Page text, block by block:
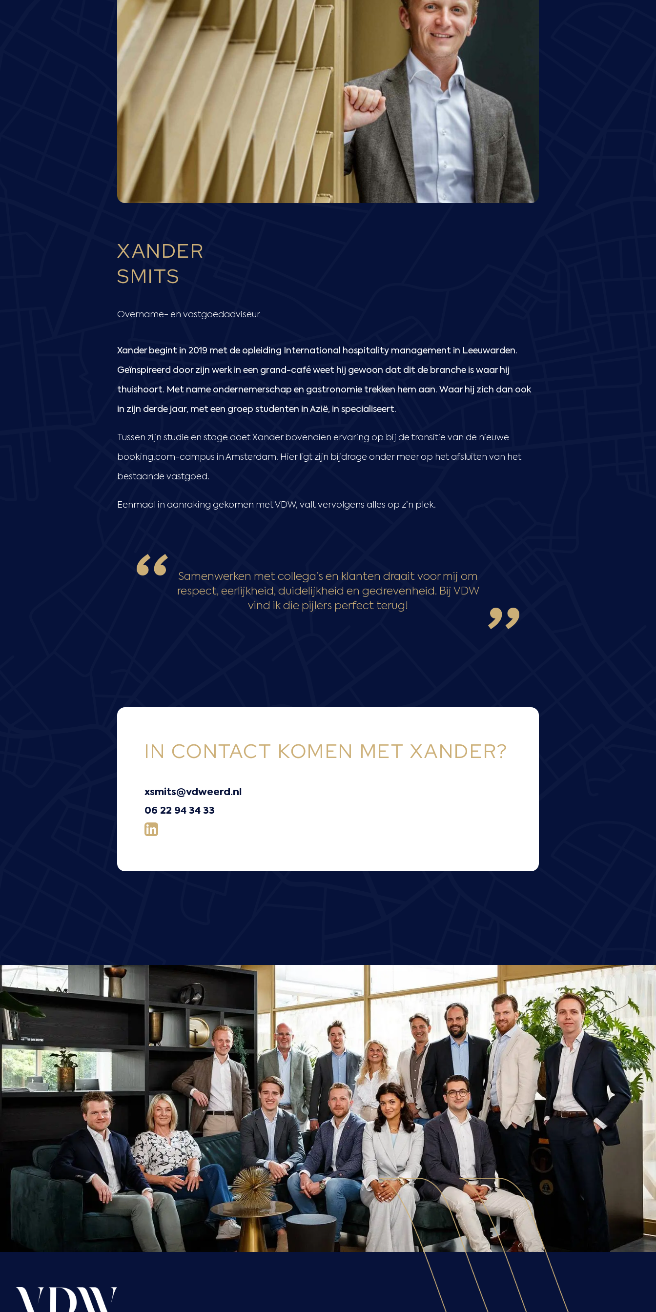
XANDER
SMITS
Overname- en vastgoedadviseur
Xander begint in 2019 met de opleiding International hospitality management in Leeuwarden.
Geïnspireerd door zijn werk in een grand-café weet hij gewoon dat dit de branche is waar hij
thuishoort. Met name ondernemerschap en gastronomie trekken hem aan. Waar hij zich dan ook
in zijn derde jaar, met een groep studenten in Azië, in specialiseert.
Tussen zijn studie en stage doet Xander bovendien ervaring op bij de transitie van de nieuwe
booking.com-campus in Amsterdam. Hier ligt zijn bijdrage onder meer op het afsluiten van het
bestaande vastgoed.
Eenmaal in aanraking gekomen met VDW, valt vervolgens alles op z’n plek.
Samenwerken met collega’s en klanten draait voor mij om
respect, eerlijkheid, duidelijkheid en gedrevenheid. Bij VDW
vind ik die pijlers perfect terug!
IN CONTACT KOMEN MET XANDER?
xsmits@vdweerd.nl
06 22 94 34 33